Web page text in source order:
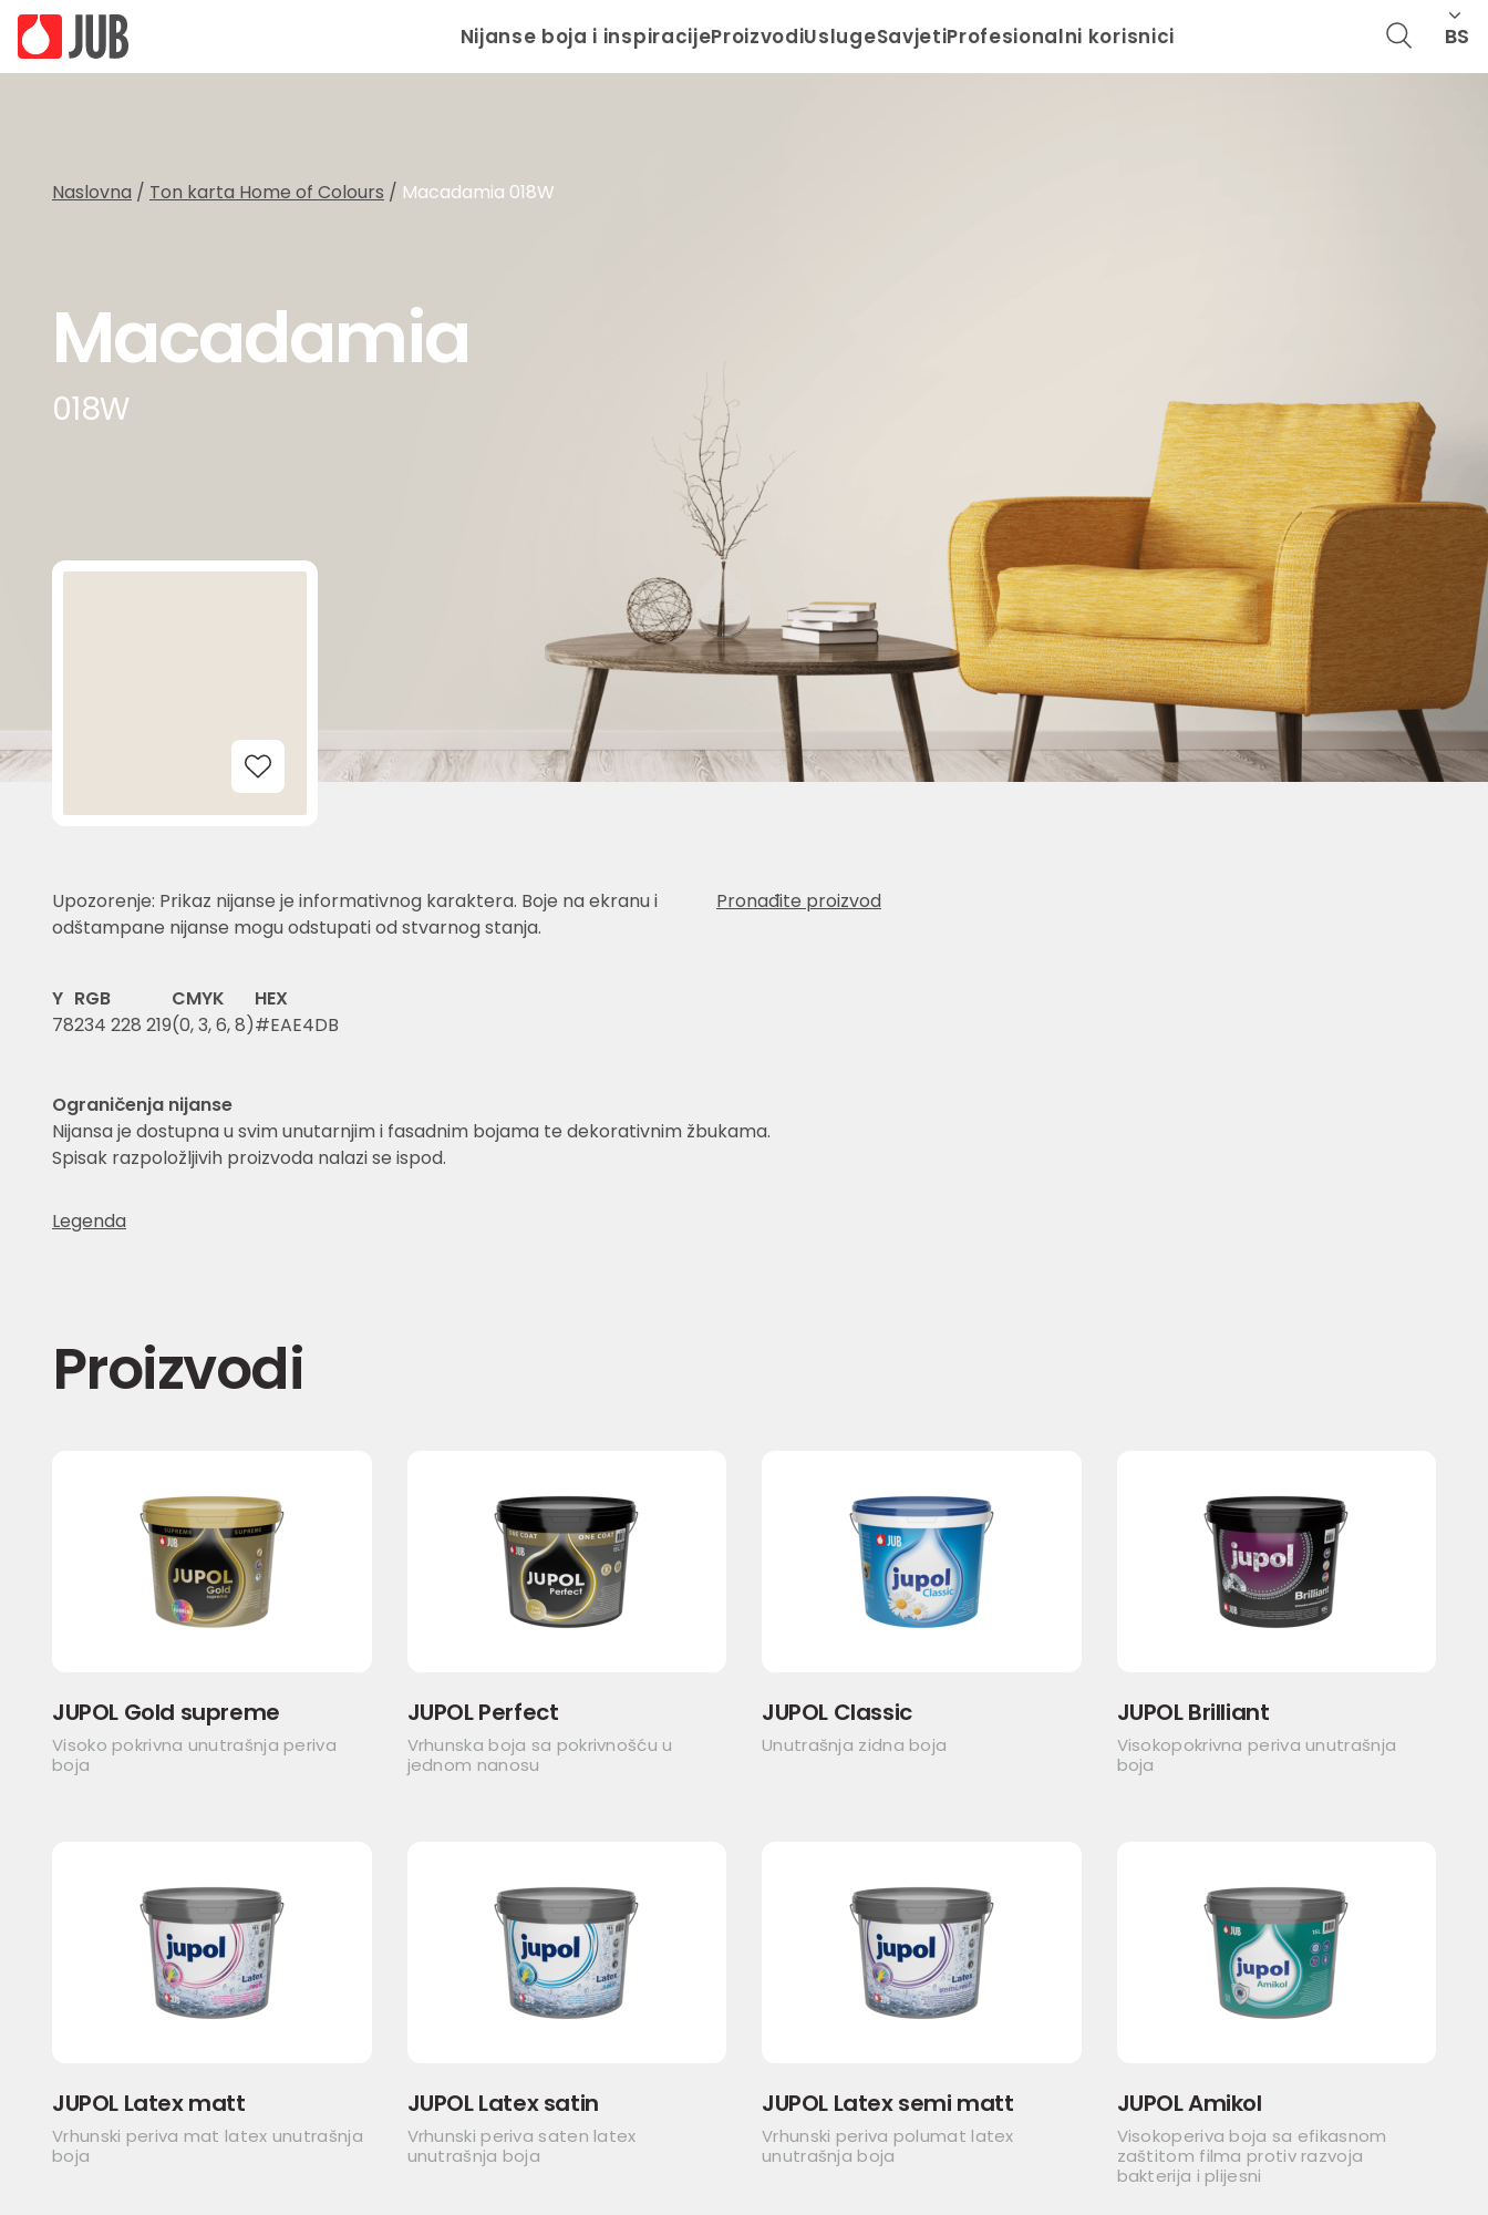
Nijanse boja i inspiracijeProizvodiUslugeSavjetiProfesionalni korisnici BS
Naslovna / Ton karta Home of Colours / Macadamia 018W
Macadamia
018W
Add to Wishlist
Upozorenje: Prikaz nijanse je informativnog karaktera. Boje na ekranu i
odštampane nijanse mogu odstupati od stvarnog stanja.
Pronađite proizvod
Y
78
RGB
234 228 219
CMYK
(0, 3, 6, 8)
HEX
#EAE4DB
Ograničenja nijanse
Nijansa je dostupna u svim unutarnjim i fasadnim bojama te dekorativnim žbukama.
Spisak razpoložljivih proizvoda nalazi se ispod.
Legenda
Proizvodi
JUPOL Gold supreme
Visoko pokrivna unutrašnja periva
boja
JUPOL Perfect
Vrhunska boja sa pokrivnošću u
jednom nanosu
JUPOL Classic
Unutrašnja zidna boja
JUPOL Brilliant
Visokopokrivna periva unutrašnja
boja
JUPOL Latex matt
Vrhunski periva mat latex unutrašnja
boja
JUPOL Latex satin
Vrhunski periva saten latex
unutrašnja boja
JUPOL Latex semi matt
Vrhunski periva polumat latex
unutrašnja boja
JUPOL Amikol
Visokoperiva boja sa efikasnom
zaštitom filma protiv razvoja
bakterija i plijesni